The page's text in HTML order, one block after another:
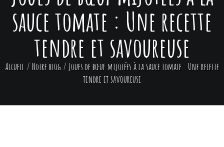
sauce tomate : Une recette
tendre et savoureuse
Accueil/ Notre blog / Joues de bœuf mijotées à la sauce tomate : Une recette
tendre et savoureuse